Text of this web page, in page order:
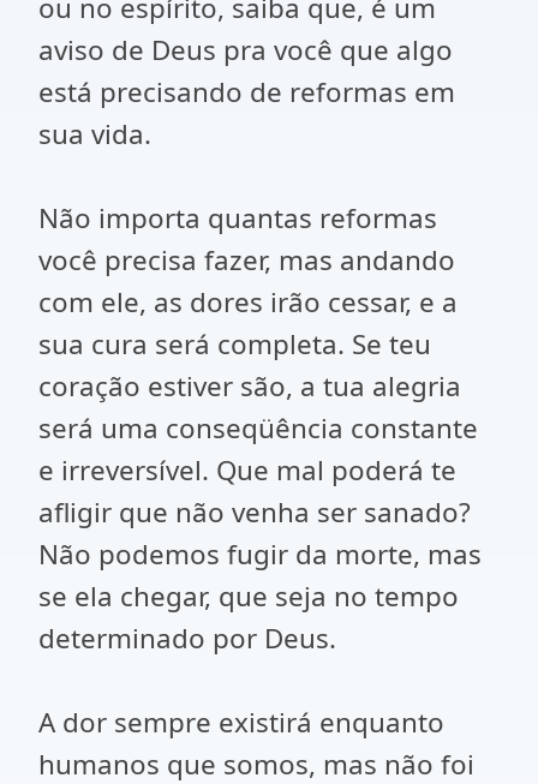
ou no espírito, saiba que, é um
aviso de Deus pra você que algo
está precisando de reformas em
sua vida.
Não importa quantas reformas
você precisa fazer, mas andando
com ele, as dores irão cessar, e a
sua cura será completa. Se teu
coração estiver são, a tua alegria
será uma conseqüência constante
e irreversível. Que mal poderá te
afligir que não venha ser sanado?
Não podemos fugir da morte, mas
se ela chegar, que seja no tempo
determinado por Deus.
A dor sempre existirá enquanto
humanos que somos, mas não foi